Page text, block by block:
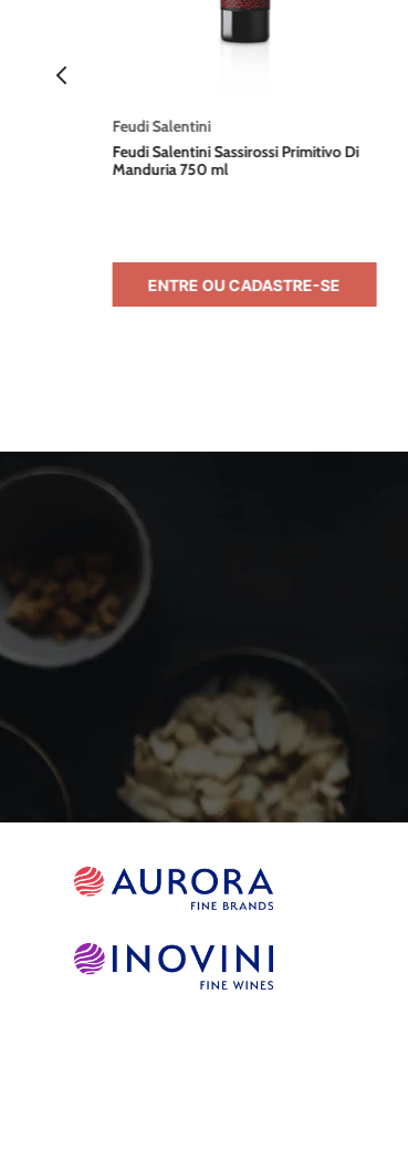
Feudi Salentini
Feudi Salentini Sassirossi Primitivo Di
Manduria 750 ml
ENTRE OU CADASTRE-SE